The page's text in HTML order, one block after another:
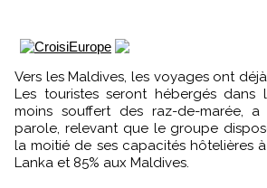
Vers les Maldives, les voyages ont déjà repris, a-t-il ajouté.
Les touristes seront hébergés dans
moins souffert des raz-de-marée,
parole, relevant que le groupe
la moitié de ses capacités hôtelières à
Lanka et 85% aux Maldives.